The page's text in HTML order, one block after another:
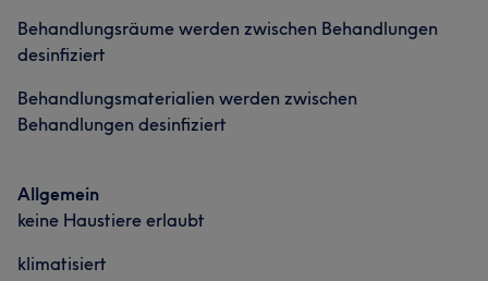
Behandlungsräume werden zwischen Behandlungen
desinfiziert
Behandlungsmaterialien werden zwischen
Behandlungen desinfiziert
Allgemein
keine Haustiere erlaubt
klimatisiert